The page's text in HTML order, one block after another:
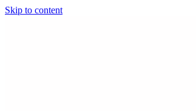
Skip to content